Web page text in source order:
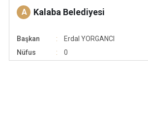
A Kalaba Belediyesi
Başkan
Erdal YORGANCI
Nüfus
0